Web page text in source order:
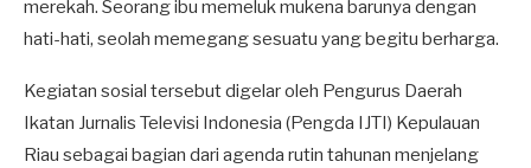
merekah. Seorang ibu memeluk mukena barunya dengan
hati-hati, seolah memegang sesuatu yang begitu berharga.
Kegiatan sosial tersebut digelar oleh Pengurus Daerah
Ikatan Jurnalis Televisi Indonesia (Pengda IJTI) Kepulauan
Riau sebagai bagian dari agenda rutin tahunan menjelang